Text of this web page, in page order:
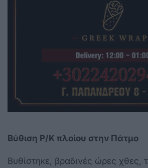
Βύθιση Ρ/Κ πλοίου στην Πάτμο
Βυθίστηκε, βραδινές ώρες χθες,